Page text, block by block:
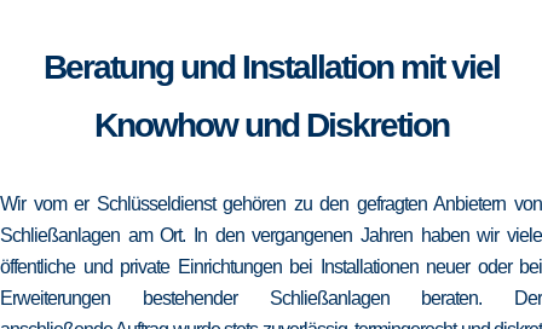
Beratung und Installation mit viel
Knowhow und Diskretion
Wir vom er Schlüsseldienst gehören zu den gefragten Anbietern von
Schließanlagen am Ort. In den vergangenen Jahren haben wir viele
öffentliche und private Einrichtungen bei Installationen neuer oder bei
Erweiterungen bestehender Schließanlagen beraten. Der